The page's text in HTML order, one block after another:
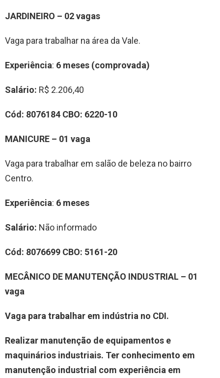
JARDINEIRO – 02 vagas
Vaga para trabalhar na área da Vale.
Experiência: 6 meses (comprovada)
Salário: R$ 2.206,40
Cód: 8076184 CBO: 6220-10
MANICURE – 01 vaga
Vaga para trabalhar em salão de beleza no bairro
Centro.
Experiência: 6 meses
Salário: Não informado
Cód: 8076699 CBO: 5161-20
MECÂNICO DE MANUTENÇÃO INDUSTRIAL – 01
vaga
Vaga para trabalhar em indústria no CDI.
Realizar manutenção de equipamentos e
maquinários industriais. Ter conhecimento em
manutenção industrial com experiência em